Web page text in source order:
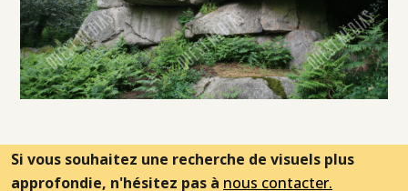
Si vous souhaitez une recherche de visuels plus
approfondie, n'hésitez pas à nous contacter.